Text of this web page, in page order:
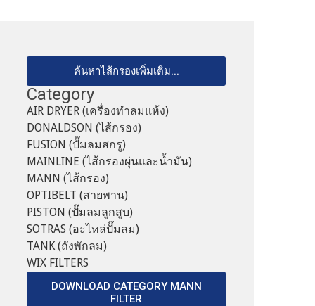
ค้นหาไส้กรองเพิ่มเติม...
Category
AIR DRYER (เครื่องทำลมแห้ง)
DONALDSON (ไส้กรอง)
FUSION (ปั๊มลมสกรู)
MAINLINE (ไส้กรองผุ่นและน้ำมัน)
MANN (ไส้กรอง)
OPTIBELT (สายพาน)
PISTON (ปั๊มลมลูกสูบ)
SOTRAS (อะไหล่ปั๊มลม)
TANK (ถังพักลม)
WIX FILTERS
DOWNLOAD CATEGORY MANN
FILTER